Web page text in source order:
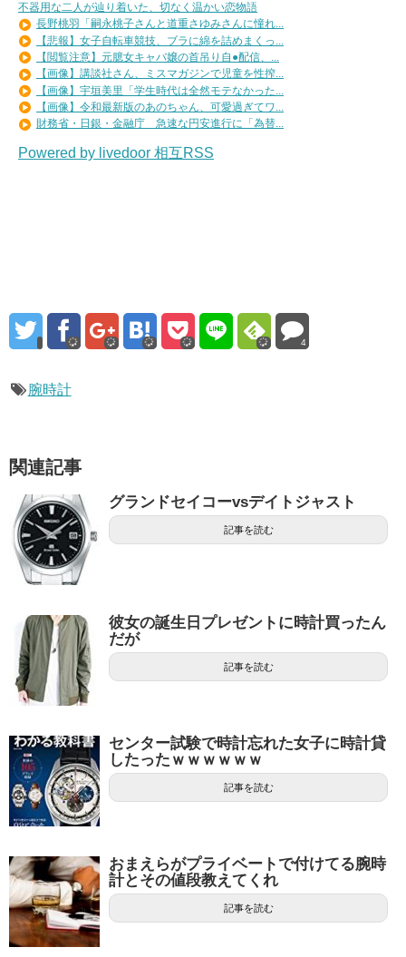
不器用な二人が辿り着いた、切なく温かい恋物語
長野桃羽「嗣永桃子さんと道重さゆみさんに憧れ...
【悲報】女子自転車競技、ブラに綿を詰めまくっ...
【閲覧注意】元臆女キャバ嬢の首吊り自●配信、...
【画像】講談社さん、ミスマガジンで児童を性搾...
【画像】宇垣美里「学生時代は全然モテなかった...
【画像】令和最新版のあのちゃん、可愛過ぎてワ...
財務省・日銀・金融庁 急速な円安進行に「為替...
Powered by livedoor 相互RSS
4
腕時計
関連記事
グランドセイコーvsデイトジャスト
記事を読む
彼女の誕生日プレゼントに時計買ったん
だが
記事を読む
センター試験で時計忘れた女子に時計貸
したったｗｗｗｗｗｗ
記事を読む
おまえらがプライベートで付けてる腕時
計とその値段教えてくれ
記事を読む